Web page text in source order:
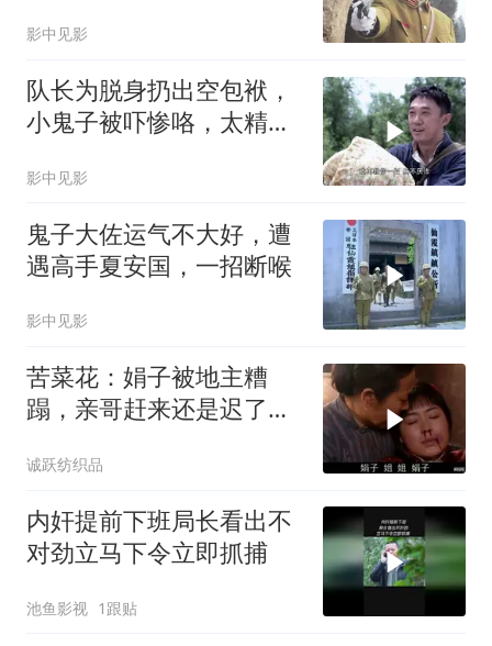
影中见影
队长为脱身扔出空包袱，
小鬼子被吓惨咯，太精彩
影中见影
鬼子大佐运气不大好，遭
遇高手夏安国，一招断喉
影中见影
苦菜花：娟子被地主糟
蹋，亲哥赶来还是迟了，
诚跃纺织品
内奸提前下班局长看出不
对劲立马下令立即抓捕
池鱼影视 1跟贴